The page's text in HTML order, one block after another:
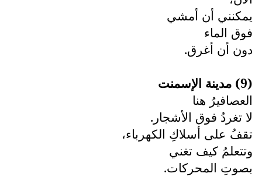
يمكنني أن أمشي
فوق الماء
دون أن أغرق.
(9) مدينة الإسمنت
العصافيرُ هنا
لا تغردُ فوق الأشجار.
تقفُ على أسلاكِ الكهرباء،
وتتعلمُ كيف تغني
بصوتِ المحركات.